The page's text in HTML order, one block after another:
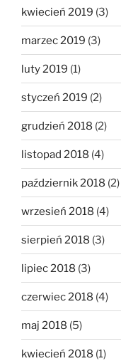
kwiecień 2019 (3)
marzec 2019 (3)
luty 2019 (1)
styczeń 2019 (2)
grudzień 2018 (2)
listopad 2018 (4)
październik 2018 (2)
wrzesień 2018 (4)
sierpień 2018 (3)
lipiec 2018 (3)
czerwiec 2018 (4)
maj 2018 (5)
kwiecień 2018 (1)